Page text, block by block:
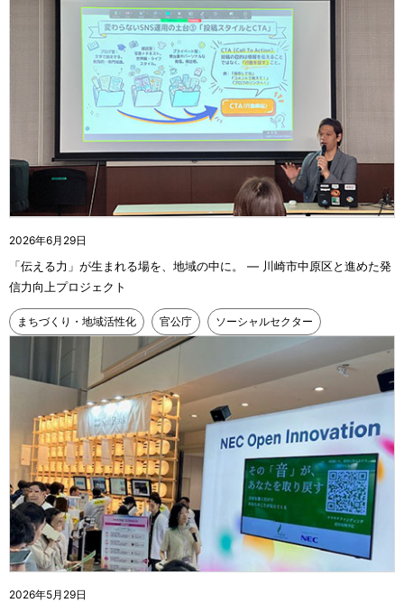
2026年6月29日
「伝える力」が生まれる場を、地域の中に。 ― 川崎市中原区と進めた発
信力向上プロジェクト
まちづくり・地域活性化 官公庁 ソーシャルセクター
2026年5月29日